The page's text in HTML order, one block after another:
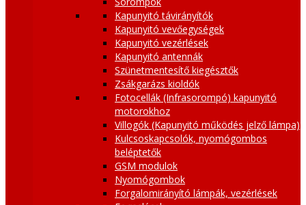
Kapunyitó távirányítók
Kapunyitó vevőegységek
Kapunyitó vezérlések
Kapunyitó antennák
Szünetmentesítő kiegésztők
Zsákgarázs kioldók
Fotocellák (Infrasorompó) kapunyitó
motorokhoz
Villogók (Kapunyitó működés jelző lámpa)
Kulcsoskapcsolók, nyomógombos
beléptetők
GSM modulok
Nyomógombok
Forgalomirányító lámpák, vezérlések